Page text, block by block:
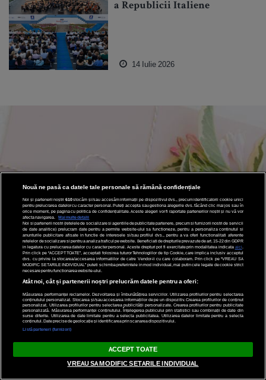
a Republicii Italiene
14 Iulie 2026
Nouă ne pasă ca datele tale personale să rămână confidențiale
Noi și partenerii noștri 610stocăm și/sau accesăm informații pe dispozitivul dvs., precum identificatorii cookie unici
pentru prelucrarea datelor cu caracter personal. Puteți accepta sau gestiona alegerile dvs. făcând clic mai jos sau în
orice moment, pe pagina cu politica de confidențialitate. Aceste alegeri vor fi raportate partenerilor noștri și nu vă vor
afecta navigarea.
Mai multe detalii
Noi si partenerii nostri (retelele de socializare si agentiile de publicitate partenere, precum si furnizorii nostri de servicii
de date analitice) prelucram date pentru a permite website-ului sa functioneze, pentru a personaliza continutul si
anunturile publicitare afisate in functie de interesele si/sau profilul dvs., pentru a va oferi functionalitati aferente
retelelor de socializare si pentru a analiza traficul pe website. Beneficiati de drepturile prevazute de art. 15-22 din GDPR
in legatura cu prelucrarea datelor cu caracter personal. Aceste drepturi pot fi exercitate prin modalitatea indicata aici
Prin click pe “ACCEPT TOATE”, acceptati folosirea tuturor Tehnologiilor de tip Cookie, care implica inclusiv acceptul
dvs. cu privire la stocarea/accesarea informatiilor de catre Vendor-ii cu care colaboram. Prin click pe “VREAU SA
MODIFIC SETARILE INDIVIDUAL” puteti schimba preferintele in mod individual, mai putin cele legate de cookie strict
necesare pentru functionarea website-ului.
Atât noi, cât și partenerii noștri prelucrăm datele pentru a oferi:
Măsurarea performanței reclamelor. Dezvoltarea și îmbunătățirea serviciilor. Utilizarea profilurilor pentru selectarea
conținutului personalizat. Stocarea și/sau accesarea informațiilor de pe un dispozitiv. Crearea profilurilor de conținut
personalizat. Utilizarea profilurilor pentru selectarea publicității personalizate. Crearea profilurilor pentru publicitate
personalizată. Măsurarea performanței conținutului. Înțelegerea publicului prin statistici sau combinații de date din
surse diferite. Utilizarea de date limitate pentru a selecta publicitatea. Utilizarea datelor limitate pentru a selecta
conținutul. Date precise de geolocație și identificarea prin scanarea dispozitivului.
Listă parteneri (furnizori)
ACCEPT TOATE
VREAU SA MODIFIC SETARILE INDIVIDUAL